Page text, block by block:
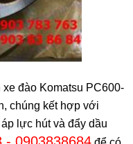
đào Komatsu PC600-
chúng kết hợp với
lực hút và đẩy dầu